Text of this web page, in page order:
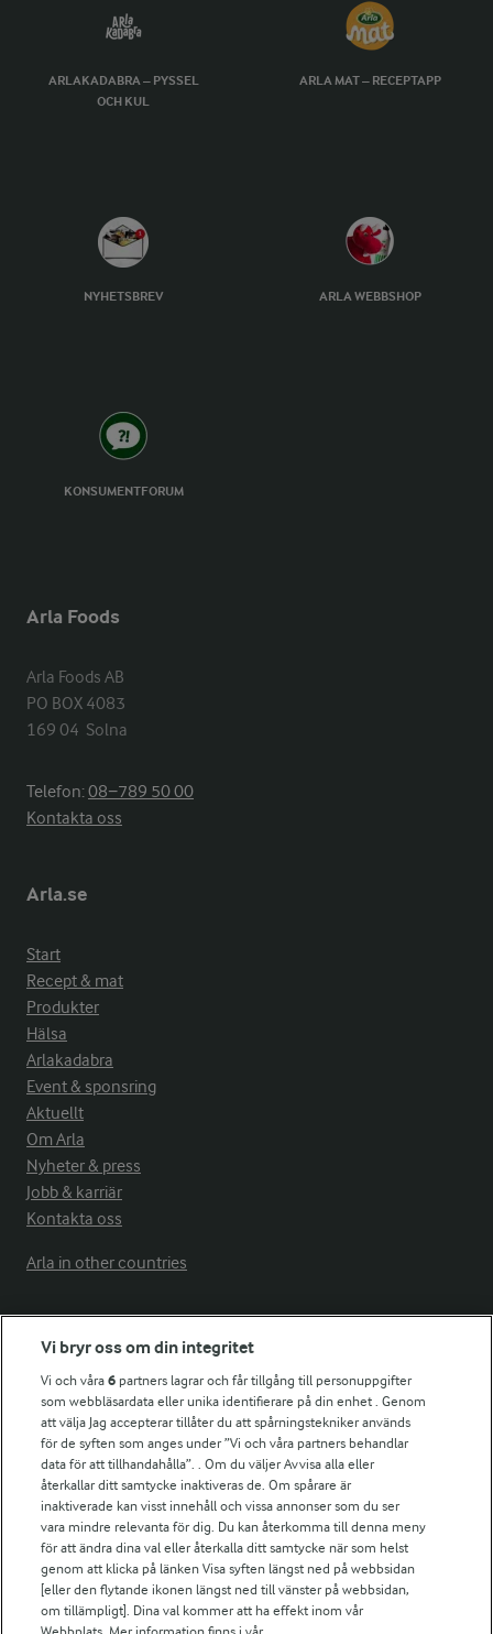
ARLAKADABRA – PYSSEL
OCH KUL
ARLA MAT – RECEPTAPP
NYHETSBREV ARLA WEBBSHOP
KONSUMENTFORUM
Arla Foods
Arla Foods AB
PO BOX 4083
169 04  Solna
Telefon:08−789 50 00
Kontakta oss
Arla.se
Start
Recept & mat
Produkter
Hälsa
Arlakadabra
Event & sponsring
Aktuellt
Om Arla
Nyheter & press
Jobb & karriär
Kontakta oss
Arla in other countries
Fler Arlasajter
För ägare
Arlas kundportal
Arla.com
Falbygdens Ost
Arla webbshop
Bildbank
Följ oss
Vi bryr oss om din integritet
Vi och våra6 partners lagrar och får tillgång till personuppgifter
som webbläsardata eller unika identifierare på din enhet . Genom
att välja Jag accepterar tillåter du att spårningstekniker används
för de syften som anges under ”Vi och våra partners behandlar
data för att tillhandahålla”. . Om du väljer Avvisa alla eller
återkallar ditt samtycke inaktiveras de. Om spårare är
inaktiverade kan visst innehåll och vissa annonser som du ser
vara mindre relevanta för dig. Du kan återkomma till denna meny
för att ändra dina val eller återkalla ditt samtycke när som helst
genom att klicka på länken Visa syften längst ned på webbsidan
[eller den flytande ikonen längst ned till vänster på webbsidan,
om tillämpligt]. Dina val kommer att ha effekt inom vår